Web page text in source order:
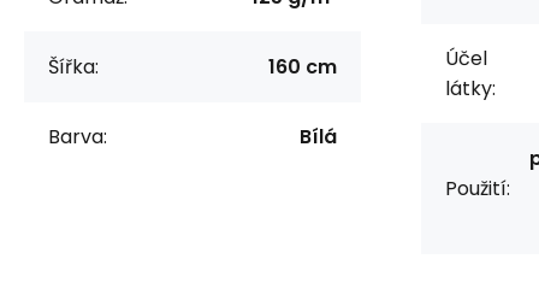
Šířka: 160 cm
Barva: Bílá
Účel
látky:
Použití: